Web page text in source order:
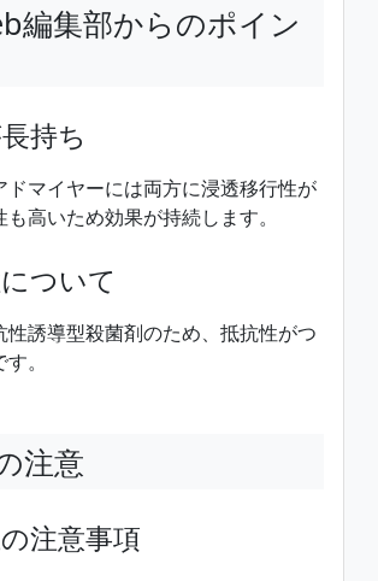
編集部からのポイン
持ち
ドマイヤーには両方に浸透移行性が
高いため効果が持続します。
ついて
性誘導型殺菌剤のため、抵抗性がつ
。
注意
注意事項